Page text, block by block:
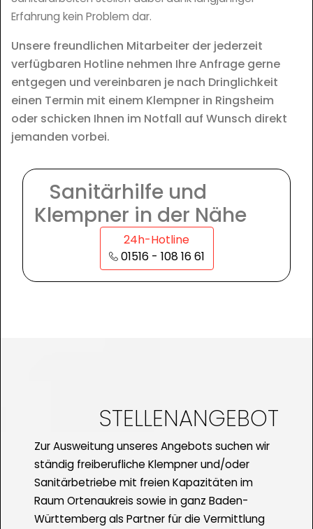
Erfahrung kein Problem dar.
Unsere freundlichen Mitarbeiter der jederzeit
verfügbaren Hotline nehmen Ihre Anfrage gerne
entgegen und vereinbaren je nach Dringlichkeit
einen Termin mit einem Klempner in Ringsheim
oder schicken Ihnen im Notfall auf Wunsch direkt
jemanden vorbei.
Sanitärhilfe und
Klempner in der Nähe
24h-Hotline
01516 - 108 16 61
STELLENANGEBOT
Zur Ausweitung unseres Angebots suchen wir
ständig freiberufliche Klempner und/oder
Sanitärbetriebe mit freien Kapazitäten im
Raum Ortenaukreis sowie in ganz Baden-
Württemberg als Partner für die Vermittlung